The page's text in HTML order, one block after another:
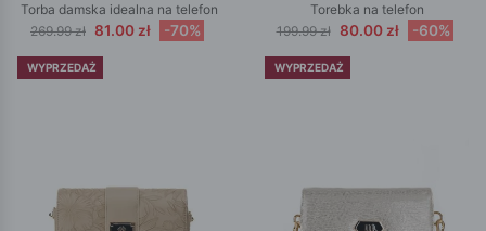
Torba damska idealna na telefon
269.99 zł 81.00 zł -70%
Torebka na telefon
199.99 zł 80.00 zł -60%
WYPRZEDAŻ WYPRZEDAŻ